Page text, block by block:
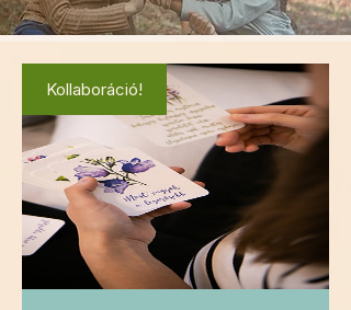
Kollaboráció!